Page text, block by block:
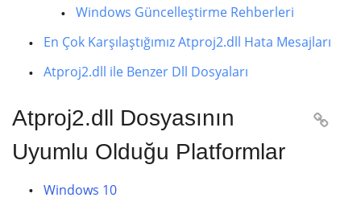
Windows Güncelleştirme Rehberleri
En Çok Karşılaştığımız Atproj2.dll Hata Mesajları
Atproj2.dll ile Benzer Dll Dosyaları
Atproj2.dll Dosyasının
Uyumlu Olduğu Platformlar

Windows 10